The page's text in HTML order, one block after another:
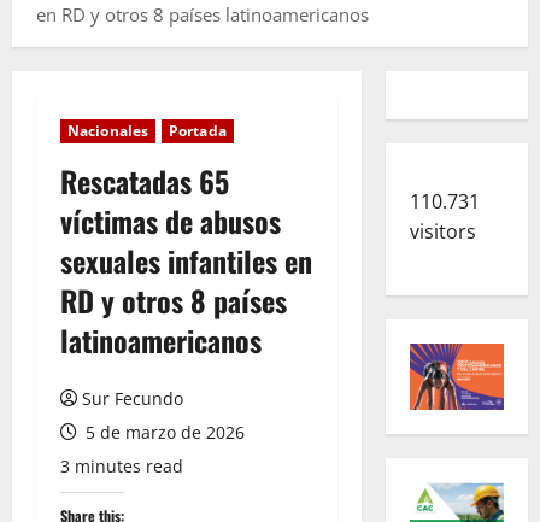
en RD y otros 8 países latinoamericanos
Nacionales Portada
Rescatadas 65
víctimas de abusos
sexuales infantiles en
RD y otros 8 países
latinoamericanos
Sur Fecundo
5 de marzo de 2026
3 minutes read
Share this:
110.731
visitors